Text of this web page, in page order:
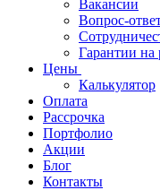
Вакансии
Вопрос-
Гарантии на
Цены
Калькулятор
Оплата
Рассрочка
Портфолио
Акции
Блог
Контакты